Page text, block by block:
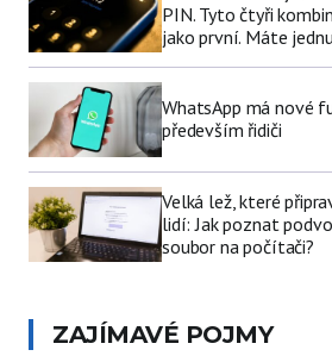
PIN. Tyto čtyři
jako první. Máte
WhatsApp má nové
především řidiči
Velká lež, které
lidí: Jak poznat
soubor na počítači?
ZAJÍMAVÉ POJMY